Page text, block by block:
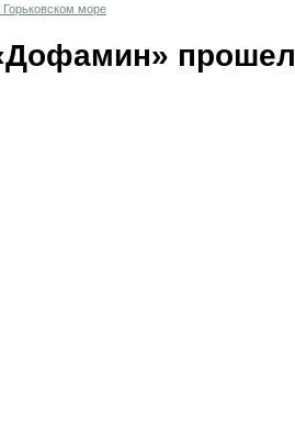
море
прошел